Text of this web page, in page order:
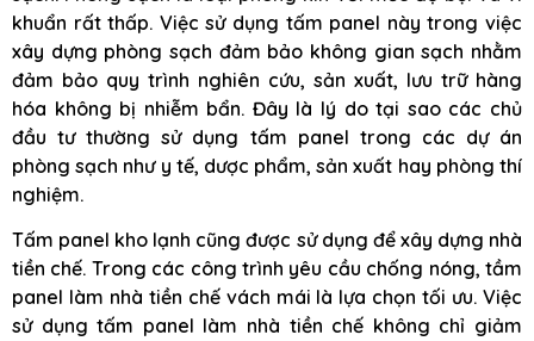
khuẩn rất thấp. Việc sử dụng tấm panel này trong việc
xây dựng phòng sạch đảm bảo không gian sạch nhằm
đảm bảo quy trình nghiên cứu, sản xuất, lưu trữ hàng
hóa không bị nhiễm bẩn. Đây là lý do tại sao các chủ
đầu tư thường sử dụng tấm panel trong các dự án
phòng sạch như y tế, dược phẩm, sản xuất hay phòng thí
nghiệm.
Tấm panel kho lạnh cũng được sử dụng để xây dựng nhà
tiền chế. Trong các công trình yêu cầu chống nóng, tầm
panel làm nhà tiền chế vách mái là lựa chọn tối ưu. Việc
sử dụng tấm panel làm nhà tiền chế không chỉ giảm